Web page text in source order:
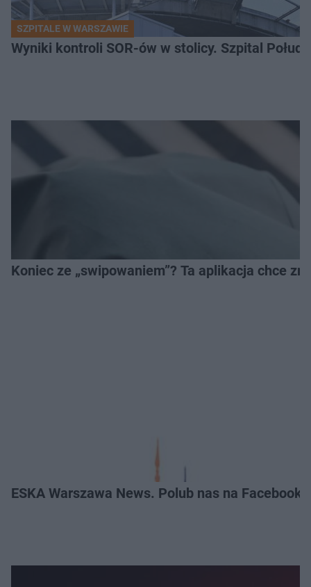
SZPITALE W WARSZAWIE
Wyniki kontroli SOR-ów w stolicy. Szpital
Koniec ze „swipowaniem”? Ta aplikacja chce
ESKA Warszawa News. Polub nas na